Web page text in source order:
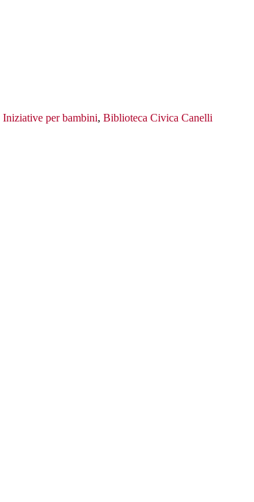
Iniziative per bambini, Biblioteca Civica Canelli